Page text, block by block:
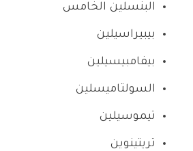
البنسلين الخامس
بيبيراسيلين
بيفامبيسيلين
السولتاميسلين
تيموسيلين
تريتينوين